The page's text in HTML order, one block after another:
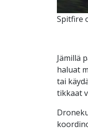
Spitfire
Jämillä
haluat
tai
tikkaat